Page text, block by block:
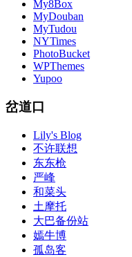
My8Box
MyDouban
MyTudou
NYTimes
PhotoBucket
WPThemes
Yupoo
岔道口
Lily's Blog
不许联想
东东枪
严峰
和菜头
土摩托
大巴备份站
嫣牛博
孤岛客